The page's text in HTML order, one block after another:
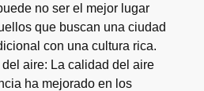
no ser el mejor lugar
que buscan una ciudad
con una cultura rica.
aire: La calidad del aire
ha mejorado en los